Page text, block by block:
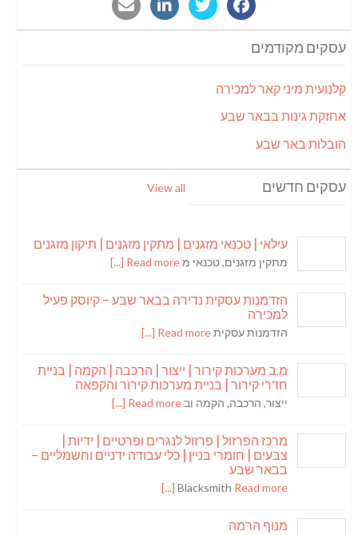
עסקים מקודמים
קלנועית מיני קאר למכירה
אחזקת גינות בבאר שבע
הובלות באר שבע
עסקים חדשים View all
עילאי | טכנאי מזגנים | מתקין מזגנים | תיקון מזגנים
מתקין מזגנים, טכנאי מRead more [...]
הזדמנות עסקית נדירה בבאר שבע – קיוסק פעיל
למכירה
הזדמנות עסקיתRead more [...]
מ.ב מערכות קירור | ייצור | הרכבה | הקמה | בניית
חדרי קירור | בניית מערכות קירור והקפאה
ייצור, הרכבה, הקמה וב Read more [...]
מרכז הפרזול | פרזול לנגרים ופרטיים | ידיות |
צבעים | חומרי בניין | כלי עבודה ידניים וחשמליים –
בבאר שבע
Blacksmith Read more [...]
מנוף הרמה